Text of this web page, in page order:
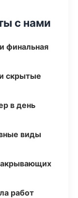
с нами
финальная
скрытые
в день
виды
работ